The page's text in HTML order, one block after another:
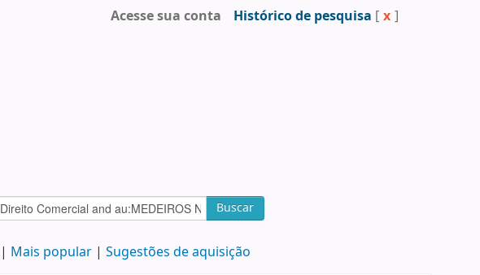
Acesse sua conta Histórico de pesquisa [ x ]
Buscar
Mais popular Sugestões de aquisição